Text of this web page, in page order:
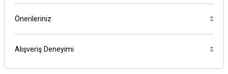
Önerileriniz
Alışveriş Deneyimi